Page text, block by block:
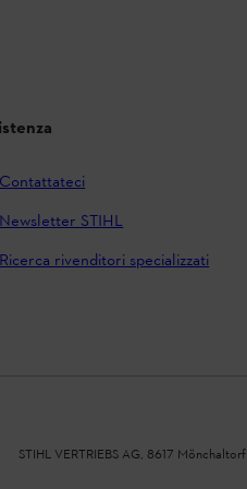
Contattateci
Newsletter STIHL
Ricerca rivenditori specializzati
STIHL VERTRIEBS AG, 8617 Mönchaltorf